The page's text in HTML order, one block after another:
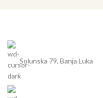
multifunkcionalna kadica i dio
Solunska 79, Banja Luka